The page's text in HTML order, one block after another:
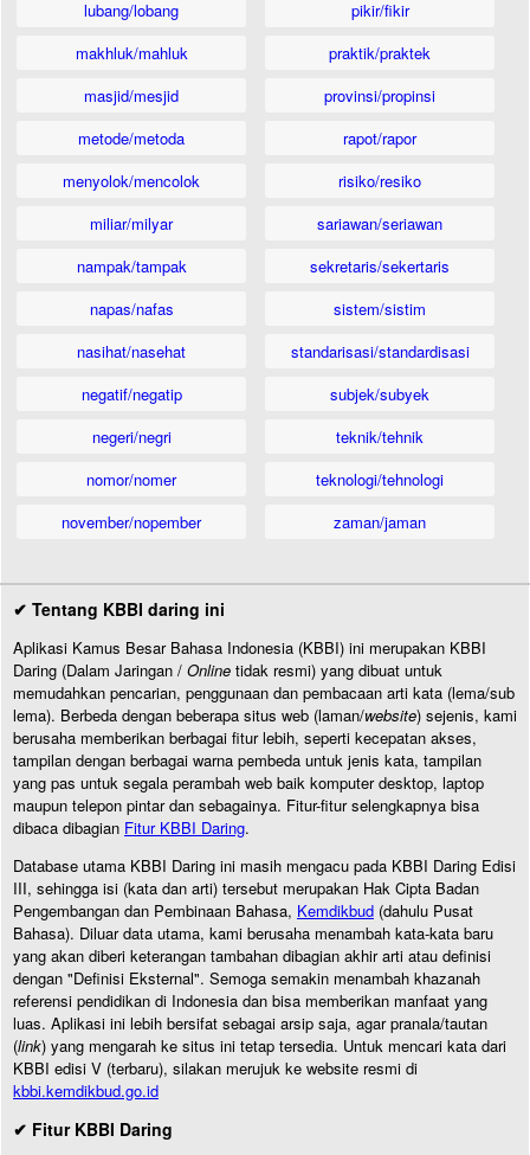
lubang/lobang
makhluk/mahluk
masjid/mesjid
metode/metoda
menyolok/mencolok
miliar/milyar
nampak/tampak
napas/nafas
nasihat/nasehat
negatif/negatip
negeri/negri
nomor/nomer
november/nopember
pikir/fikir
praktik/praktek
provinsi/propinsi
rapot/rapor
risiko/resiko
sariawan/seriawan
sekretaris/sekertaris
sistem/sistim
standarisasi/standardisasi
subjek/subyek
teknik/tehnik
teknologi/tehnologi
zaman/jaman
✔ Tentang KBBI daring ini
Aplikasi Kamus Besar Bahasa Indonesia (KBBI) ini merupakan KBBI
Daring (Dalam Jaringan / Online tidak resmi) yang dibuat untuk
memudahkan pencarian, penggunaan dan pembacaan arti kata (lema/sub
lema). Berbeda dengan beberapa situs web (laman/website) sejenis, kami
berusaha memberikan berbagai fitur lebih, seperti kecepatan akses,
tampilan dengan berbagai warna pembeda untuk jenis kata, tampilan
yang pas untuk segala perambah web baik komputer desktop, laptop
maupun telepon pintar dan sebagainya. Fitur-fitur selengkapnya bisa
dibaca dibagian Fitur KBBI Daring.
Database utama KBBI Daring ini masih mengacu pada KBBI Daring Edisi
III, sehingga isi (kata dan arti) tersebut merupakan Hak Cipta Badan
Pengembangan dan Pembinaan Bahasa, Kemdikbud (dahulu Pusat
Bahasa). Diluar data utama, kami berusaha menambah kata-kata baru
yang akan diberi keterangan tambahan dibagian akhir arti atau definisi
dengan "Definisi Eksternal". Semoga semakin menambah khazanah
referensi pendidikan di Indonesia dan bisa memberikan manfaat yang
luas. Aplikasi ini lebih bersifat sebagai arsip saja, agar pranala/tautan
(link) yang mengarah ke situs ini tetap tersedia. Untuk mencari kata dari
KBBI edisi V (terbaru), silakan merujuk ke website resmi di
kbbi.kemdikbud.go.id
✔ Fitur KBBI Daring